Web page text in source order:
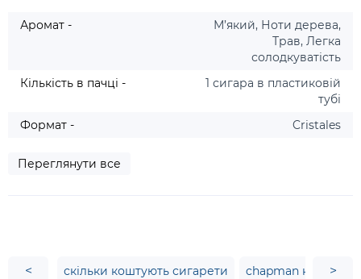
Аромат -
М’який, Ноти дерева,
Трав, Легка
солодкуватість
Кількість в пачці -
1 сигара в пластиковій
тубі
Формат -
Cristales
Переглянути все
< скільки коштують сигарети chapman купити
>